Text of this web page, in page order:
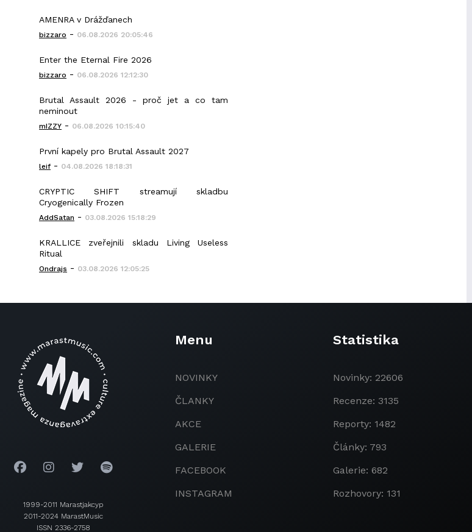
AMENRA v Drážďanech
bizzaro - 06.08.2026 20:05:46
Enter the Eternal Fire 2026
bizzaro - 06.08.2026 12:12:30
Brutal Assault 2026 - proč jet a co tam
neminout
mIZZY - 06.08.2026 10:15:40
První kapely pro Brutal Assault 2027
leif - 04.08.2026 18:18:31
CRYPTIC SHIFT streamují skladbu
Cryogenically Frozen
AddSatan - 03.08.2026 15:18:29
KRALLICE zveřejnili skladu Living Useless
Ritual
Ondrajs - 03.08.2026 12:05:25
1999-2011 Marastjakcyp
2011-2024 MarastMusic
ISSN 2336-2758
Menu
NOVINKY
ČLANKY
AKCE
GALERIE
FACEBOOK
INSTAGRAM
Statistika
Novinky: 22606
Recenze: 3135
Reporty: 1482
Články: 793
Galerie: 682
Rozhovory: 131